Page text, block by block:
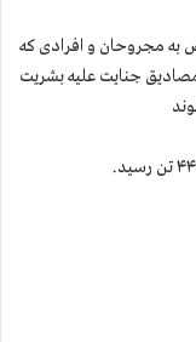
به مجروحان و افرادی که
جنایت علیه بشریت